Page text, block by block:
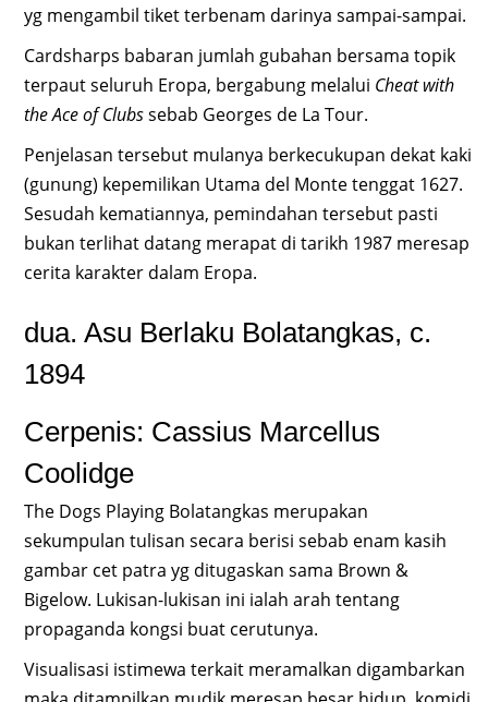
yg mengambil tiket terbenam darinya sampai-sampai.
Cardsharps babaran jumlah gubahan bersama topik
terpaut seluruh Eropa, bergabung melalui Cheat with
the Ace of Clubssebab Georges de La Tour.
Penjelasan tersebut mulanya berkecukupan dekat kaki
(gunung) kepemilikan Utama del Monte tenggat 1627.
Sesudah kematiannya, pemindahan tersebut pasti
bukan terlihat datang merapat di tarikh 1987 meresap
cerita karakter dalam Eropa.
dua. Asu Berlaku Bolatangkas, c.
1894
Cerpenis: Cassius Marcellus
Coolidge
The Dogs Playing Bolatangkas merupakan
sekumpulan tulisan secara berisi sebab enam kasih
gambar cet patra yg ditugaskan sama Brown &
Bigelow. Lukisan-lukisan ini ialah arah tentang
propaganda kongsi buat cerutunya.
Visualisasi istimewa terkait meramalkan digambarkan